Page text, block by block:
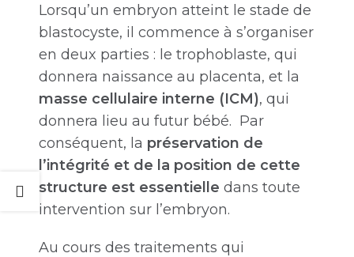
Lorsqu’un embryon atteint le stade de
blastocyste, il commence à s’organiser
en deux parties : le trophoblaste, qui
donnera naissance au placenta, et la
masse cellulaire interne (ICM), qui
donnera lieu au futur bébé. Par
conséquent, la préservation de
l’intégrité et de la position de cette
structure est essentielle dans toute
intervention sur l’embryon.
Au cours des traitements qui